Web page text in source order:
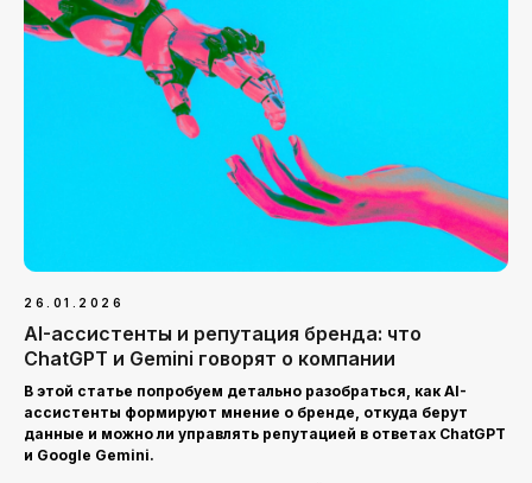
26.01.2026
AI-ассистенты и репутация бренда: что
ChatGPT и Gemini говорят о компании
В этой статье попробуем детально разобраться, как AI-
ассистенты формируют мнение о бренде, откуда берут
данные и можно ли управлять репутацией в ответах ChatGPT
и Google Gemini.